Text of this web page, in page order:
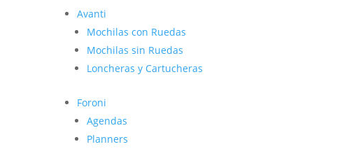
Avanti
Mochilas con Ruedas
Mochilas sin Ruedas
Loncheras y Cartucheras
Foroni
Agendas
Planners